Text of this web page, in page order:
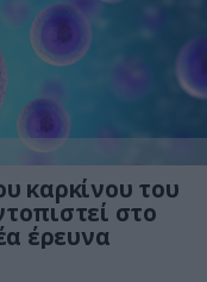
καρκίνου του
στο
έρευνα